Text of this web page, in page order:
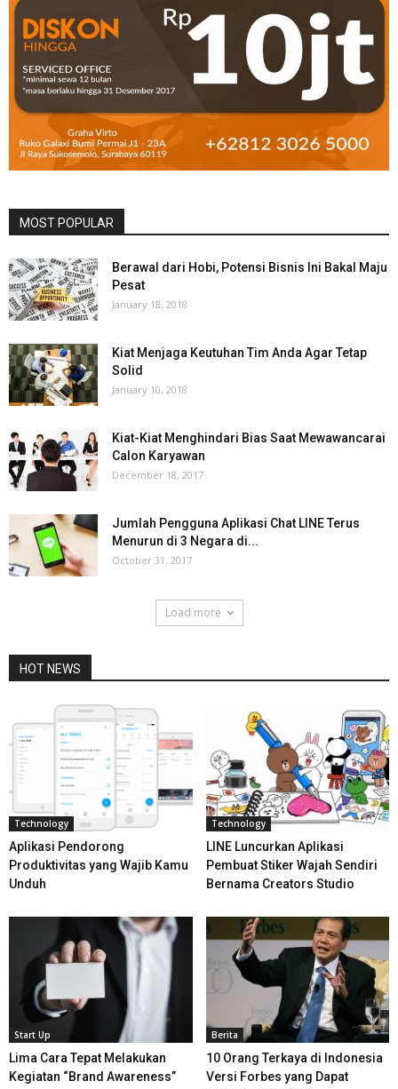
MOST POPULAR
Berawal dari Hobi, Potensi Bisnis Ini Bakal Maju
Pesat
January 18, 2018
Kiat Menjaga Keutuhan Tim Anda Agar Tetap
Solid
January 10, 2018
Kiat-Kiat Menghindari Bias Saat Mewawancarai
Calon Karyawan
December 18, 2017
Jumlah Pengguna Aplikasi Chat LINE Terus
Menurun di 3 Negara di...
October 31, 2017
Load more
HOT NEWS
Technology
Aplikasi Pendorong
Produktivitas yang Wajib Kamu
Unduh
Technology
LINE Luncurkan Aplikasi
Pembuat Stiker Wajah Sendiri
Bernama Creators Studio
Start Up
Lima Cara Tepat Melakukan
Kegiatan “Brand Awareness”
Berita
10 Orang Terkaya di Indonesia
Versi Forbes yang Dapat